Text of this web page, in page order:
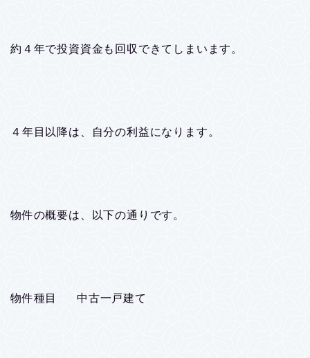
約４年で投資資金も回収できてしまいます。
４年目以降は、自分の利益になります。
物件の概要は、以下の通りです。
物件種目 中古一戸建て